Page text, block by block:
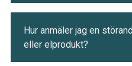
Hur anmäler jag en
eller elprodukt?